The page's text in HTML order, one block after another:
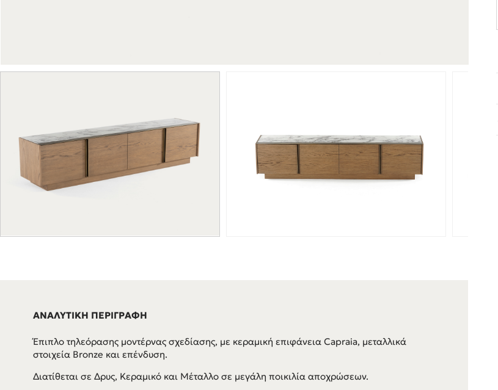
ΑΝΑΛΥΤΙΚΗ ΠΕΡΙΓΡΑΦΗ
Έπιπλο τηλεόρασης μοντέρνας σχεδίασης, με κεραμική επιφάνεια Capraia, μεταλλικά
στοιχεία Bronze και επένδυση.
Διατίθεται σε Δρυς, Κεραμικό και Μέταλλο σε μεγάλη ποικιλία αποχρώσεων.